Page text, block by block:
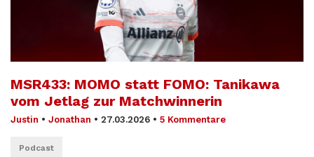
MSR433: MOMO statt FOMO: Tanikawa
vom Jetlag zur Matchwinnerin
Justin • Jonathan • 27.03.2026 • 5 Kommentare
Podcast